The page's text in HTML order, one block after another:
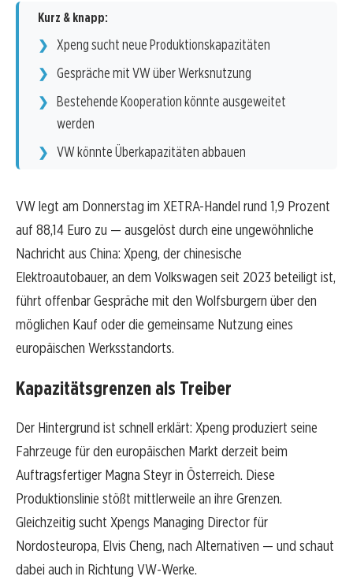
Kurz & knapp:
Xpeng sucht neue Produktionskapazitäten
Gespräche mit VW über Werksnutzung
Bestehende Kooperation könnte ausgeweitet
werden
VW könnte Überkapazitäten abbauen
VW legt am Donnerstag im XETRA-Handel rund 1,9 Prozent
auf 88,14 Euro zu — ausgelöst durch eine ungewöhnliche
Nachricht aus China: Xpeng, der chinesische
Elektroautobauer, an dem Volkswagen seit 2023 beteiligt ist,
führt offenbar Gespräche mit den Wolfsburgern über den
möglichen Kauf oder die gemeinsame Nutzung eines
europäischen Werksstandorts.
Kapazitätsgrenzen als Treiber
Der Hintergrund ist schnell erklärt: Xpeng produziert seine
Fahrzeuge für den europäischen Markt derzeit beim
Auftragsfertiger Magna Steyr in Österreich. Diese
Produktionslinie stößt mittlerweile an ihre Grenzen.
Gleichzeitig sucht Xpengs Managing Director für
Nordosteuropa, Elvis Cheng, nach Alternativen — und schaut
dabei auch in Richtung VW-Werke.